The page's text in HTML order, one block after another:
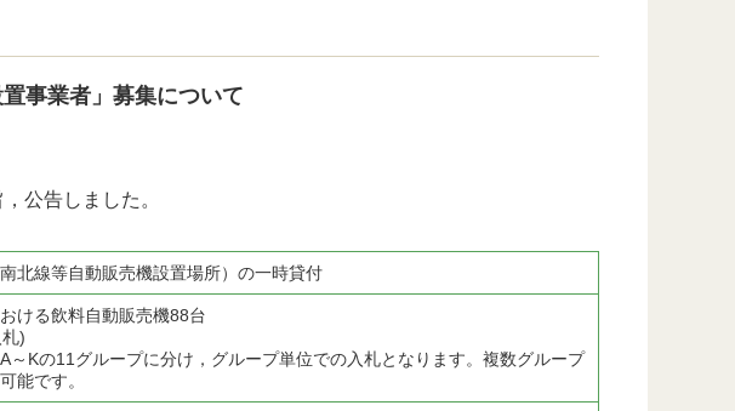
事業者」募集について
公告しました。
北線等自動販売機設置場所）の一時貸付
ける飲料自動販売機88台
)
Kの11グループに分け，グループ単位での入札となります。複数グループ
能です。